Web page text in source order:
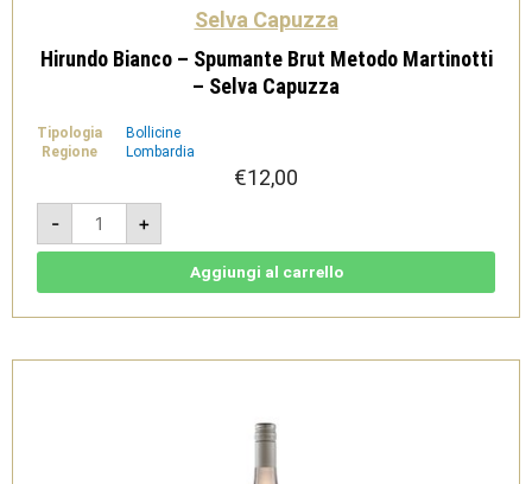
Selva Capuzza
Hirundo Bianco – Spumante Brut Metodo Martinotti
– Selva Capuzza
Tipologia
Bollicine
Regione
Lombardia
€12,00
-
Hirundo
Bianco
-
Spumante
-
quantità
+
Aggiungi al carrello